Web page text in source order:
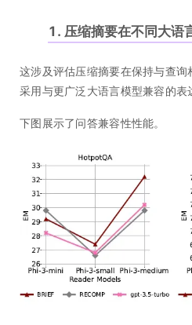
1. 压缩摘要在不同大语
这涉及评估压缩摘要在保持与查
采用与更广泛大语言模型兼容的表
下图展示了问答兼容性性能。